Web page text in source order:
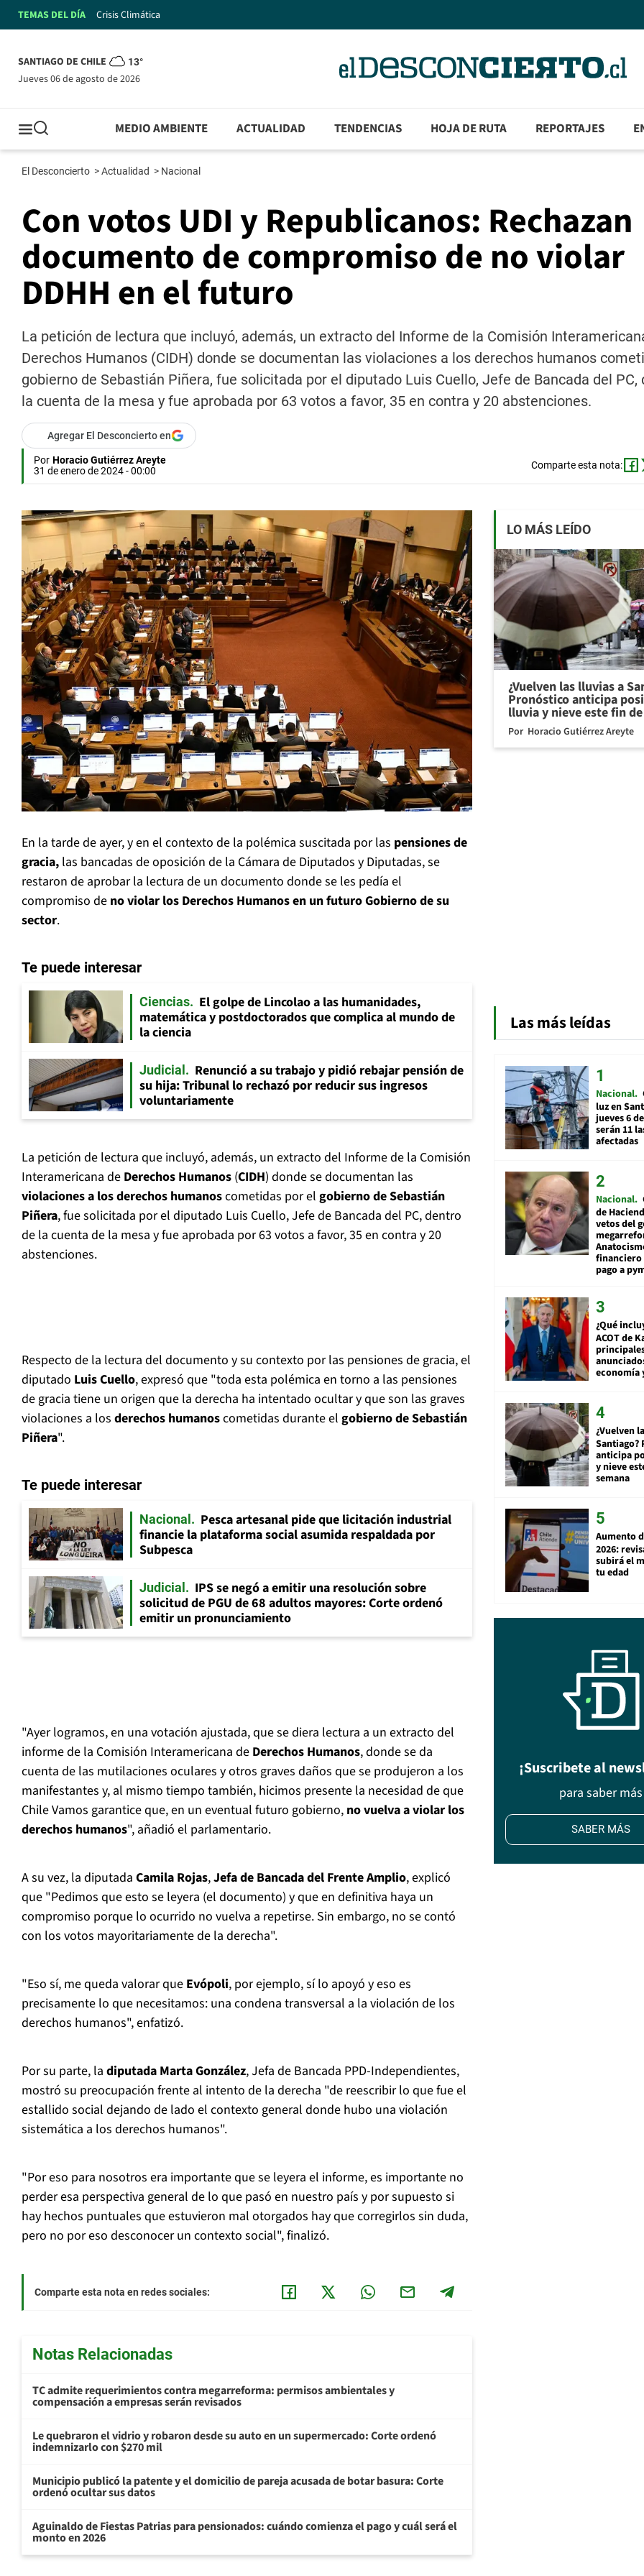
TEMAS DEL DÍA Crisis Climática
SANTIAGO DE CHILE 13°
jueves 06 de agosto de 2026
MEDIO AMBIENTE ACTUALIDAD TENDENCIAS HOJA DE RUTA REPORTAJES
El Desconcierto >Actualidad > Nacional
Con votos UDI y Republicanos: Rechazan
documento de compromiso de no violar
DDHH en el futuro
La petición de lectura que incluyó, además, un extracto del Informe de la Comisión
Derechos Humanos (CIDH) donde se documentan las violaciones a los derechos humanos
gobierno de Sebastián Piñera, fue solicitada por el diputado Luis Cuello, Jefe de Bancada del PC,
la cuenta de la mesa y fue aprobada por 63 votos a favor, 35 en contra y 20 abstenciones.
Agregar El Desconcierto en
Por Horacio Gutiérrez Areyte
31 de enero de 2024 - 00:00
Comparte esta nota:
En la tarde de ayer, y en el contexto de la polémica suscitada por las pensiones de
gracia, las bancadas de oposición de la Cámara de Diputados y Diputadas, se
restaron de aprobar la lectura de un documento donde se les pedía el
compromiso de no violar los Derechos Humanos en un futuro Gobierno de su
sector.
Te puede interesar
Ciencias
El golpe de Lincolao a las humanidades,
matemática y postdoctorados que complica al mundo de
la ciencia
Judicial
Renunció a su trabajo y pidió rebajar pensión de
su hija: Tribunal lo rechazó por reducir sus ingresos
voluntariamente
La petición de lectura que incluyó, además, un extracto del Informe de la Comisión
Interamericana de Derechos Humanos (CIDH) donde se documentan las
violaciones a los derechos humanoscometidas por el gobierno de Sebastián
Piñera, fue solicitada por el diputado Luis Cuello, Jefe de Bancada del PC, dentro
de la cuenta de la mesa y fue aprobada por 63 votos a favor, 35 en contra y 20
abstenciones.
Respecto de la lectura del documento y su contexto por las pensiones de gracia, el
diputado Luis Cuello, expresó que "toda esta polémica en torno a las pensiones
de gracia tiene un origen que la derecha ha intentado ocultar y que son las graves
violaciones a los derechos humanoscometidas durante el gobierno de Sebastián
Piñera".
Te puede interesar
Nacional
Pesca artesanal pide que licitación industrial
financie la plataforma social asumida respaldada por
Subpesca
Judicial
IPS se negó a emitir una resolución sobre
solicitud de PGU de 68 adultos mayores: Corte ordenó
emitir un pronunciamiento
"Ayer logramos, en una votación ajustada, que se diera lectura a un extracto del
informe de la Comisión Interamericana de Derechos Humanos, donde se da
cuenta de las mutilaciones oculares y otros graves daños que se produjeron a los
manifestantes y, al mismo tiempo también, hicimos presente la necesidad de que
Chile Vamos garantice que, en un eventual futuro gobierno, no vuelva a violar los
derechos humanos", añadió el parlamentario.
A su vez, la diputada Camila Rojas,Jefa de Bancada del Frente Amplio, explicó
que "Pedimos que esto se leyera (el documento) y que en definitiva haya un
compromiso porque lo ocurrido no vuelva a repetirse. Sin embargo, no se contó
con los votos mayoritariamente de la derecha".
"Eso sí, me queda valorar que Evópoli, por ejemplo, sí lo apoyó y eso es
precisamente lo que necesitamos: una condena transversal a la violación de los
derechos humanos", enfatizó.
Por su parte, la diputada Marta González, Jefa de Bancada PPD-Independientes,
mostró su preocupación frente al intento de la derecha "de reescribir lo que fue el
estallido social dejando de lado el contexto general donde hubo una violación
sistemática a los derechos humanos".
"Por eso para nosotros era importante que se leyera el informe, es importante no
perder esa perspectiva general de lo que pasó en nuestro país y por supuesto si
hay hechos puntuales que estuvieron mal otorgados hay que corregirlos sin duda,
pero no por eso desconocer un contexto social", finalizó.
Comparte esta nota en redes sociales:
Notas Relacionadas
TC admite requerimientos contra megarreforma: permisos ambientales y
compensación a empresas serán revisados
Le quebraron el vidrio y robaron desde su auto en un supermercado: Corte ordenó
indemnizarlo con $270 mil
Municipio publicó la patente y el domicilio de pareja acusada de botar basura: Corte
ordenó ocultar sus datos
Aguinaldo de Fiestas Patrias para pensionados: cuándo comienza el pago y cuál será el
monto en 2026
LO MÁS LEÍDO
¿Vuelven las lluvias a
Pronóstico anticipa
lluvia y nieve este fin
Por Horacio Gutiérrez Areyte
Las más leídas
Nacional
luz en
jueves 6
serán 11
afectadas
Nacional
de
vetos del
financiero
pago a
¿Qué
ACOT de
economía
¿Vuelven
Santiago?
anticipa
y nieve
semana
Aumento
2026:
subirá el
tu edad
¡Suscribete al
para saber más
SABER MÁS